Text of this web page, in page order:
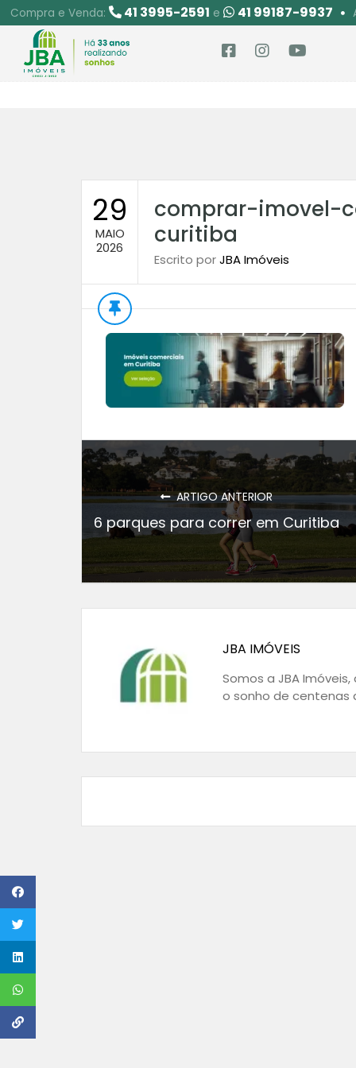
Compra e Venda: 41 3995-2591 e 41 99187-9937
29
MAIO
2026
comprar-imovel-
curitiba
Escrito porJBA Imóveis
ARTIGO ANTERIOR
6 parques para correr em Curitiba
JBA IMÓVEIS
Somos a JBA
o sonho de centenas